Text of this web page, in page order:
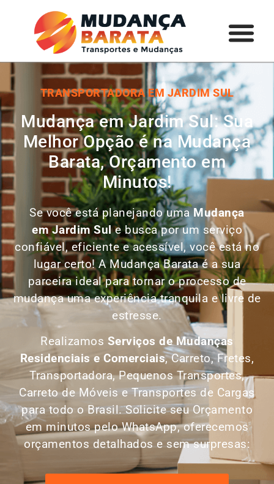
TRANSPORTADORA EM JARDIM SUL
Mudança em Jardim Sul: Sua
Melhor Opção é na Mudança
Barata, Orçamento em
Minutos!
Se você está planejando umaMudança
emJardim Sule busca por um serviço
confiável, eficiente e acessível, você está no
lugar certo! A Mudança Barata é a sua
parceira ideal para tornar o processo de
mudança uma experiência tranquila e livre de
estresse.
Realizamos Serviços de Mudanças
Residenciais e Comerciais, Carreto, Fretes,
Transportadora, Pequenos Transportes,
Carreto de Móveis e Transportes de Cargas
para todo o Brasil. Solicite seu Orçamento
em minutos pelo WhatsApp, oferecemos
orçamentos detalhados e sem surpresas: